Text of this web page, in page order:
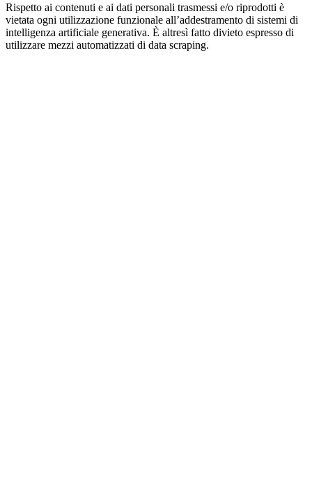
Rispetto ai contenuti e ai dati personali trasmessi e/o riprodotti è
vietata ogni utilizzazione funzionale all’addestramento di sistemi di
intelligenza artificiale generativa. È altresì fatto divieto espresso di
utilizzare mezzi automatizzati di data scraping.